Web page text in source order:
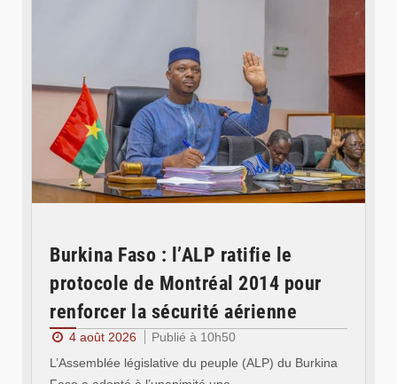
Burkina Faso : l’ALP ratifie le
protocole de Montréal 2014 pour
renforcer la sécurité aérienne
4 août 2026
Publié à 10h50
L’Assemblée législative du peuple (ALP) du Burkina